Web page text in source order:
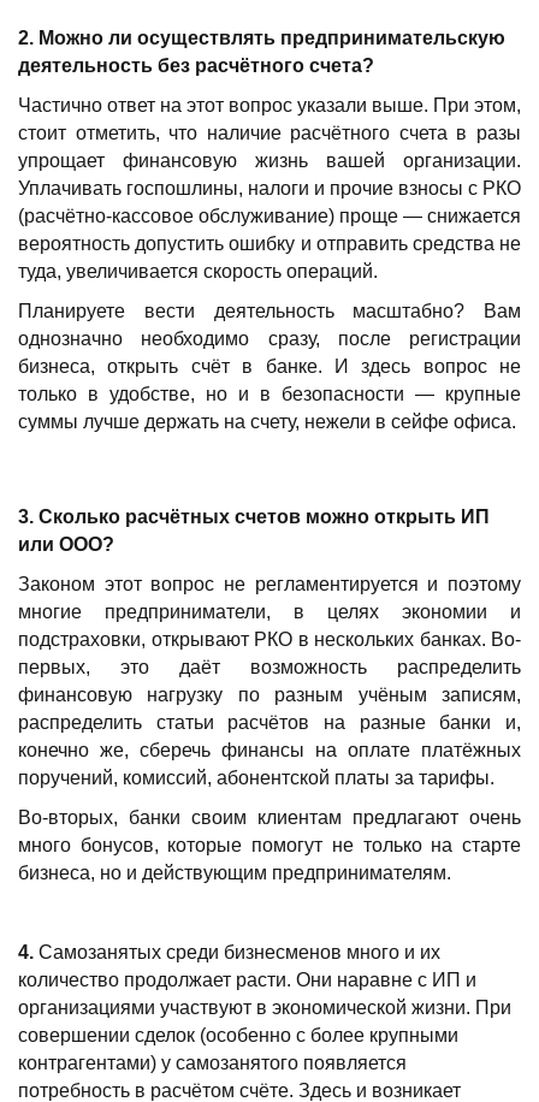
2. Можно ли осуществлять предпринимательскую
деятельность без расчётного счета?
Частично ответ на этот вопрос указали выше. При этом,
стоит отметить, что наличие расчётного счета в разы
упрощает финансовую жизнь вашей организации.
Уплачивать госпошлины, налоги и прочие взносы с РКО
(расчётно-кассовое обслуживание) проще — снижается
вероятность допустить ошибку и отправить средства не
туда, увеличивается скорость операций.
Планируете вести деятельность масштабно? Вам
однозначно необходимо сразу, после регистрации
бизнеса, открыть счёт в банке. И здесь вопрос не
только в удобстве, но и в безопасности — крупные
суммы лучше держать на счету, нежели в сейфе офиса.
3. Сколько расчётных счетов можно открыть ИП
или ООО?
Законом этот вопрос не регламентируется и поэтому
многие предприниматели, в целях экономии и
подстраховки, открывают РКО в нескольких банках. Во-
первых, это даёт возможность распределить
финансовую нагрузку по разным учёным записям,
распределить статьи расчётов на разные банки и,
конечно же, сберечь финансы на оплате платёжных
поручений, комиссий, абонентской платы за тарифы.
Во-вторых, банки своим клиентам предлагают очень
много бонусов, которые помогут не только на старте
бизнеса, но и действующим предпринимателям.
4. Самозанятых среди бизнесменов много и их
количество продолжает расти. Они наравне с ИП и
организациями участвуют в экономической жизни. При
совершении сделок (особенно с более крупными
контрагентами) у самозанятого появляется
потребность в расчётом счёте. Здесь и возникает